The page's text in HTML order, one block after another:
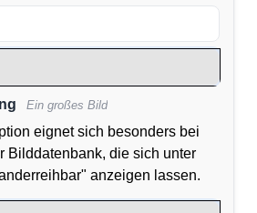
Ein großes Bild
eignet sich besonders bei
Bilddatenbank, die sich unter
anzeigen lassen.